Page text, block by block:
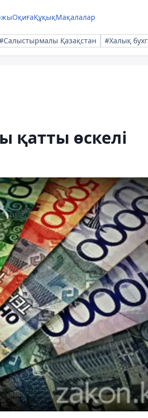
ОқиғаҚұқықМақалалар
Қазақстан #Халық
қатты өскелі